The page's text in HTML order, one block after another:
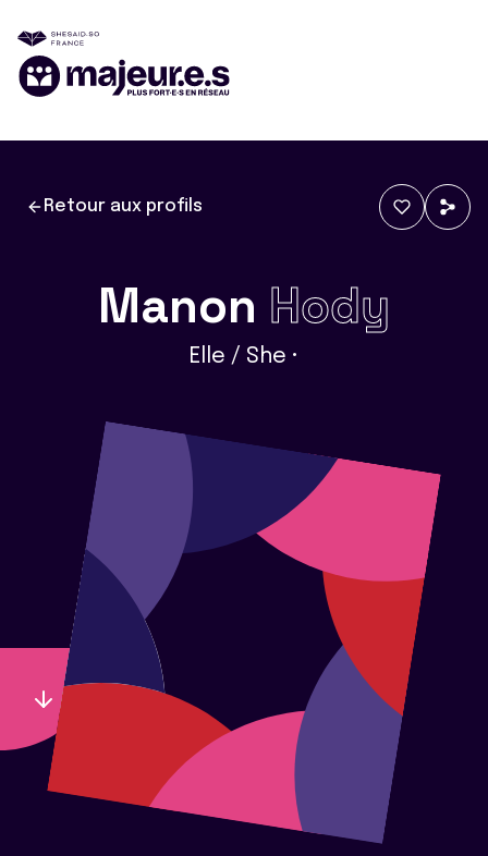
Retour aux profils
Manon Hody
Elle / She •